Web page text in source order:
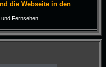
die Webseite in den
Fernsehen.